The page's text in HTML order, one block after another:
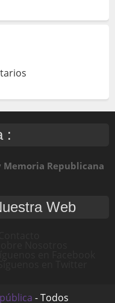
:
Memoria Republicana
Web
- Todos